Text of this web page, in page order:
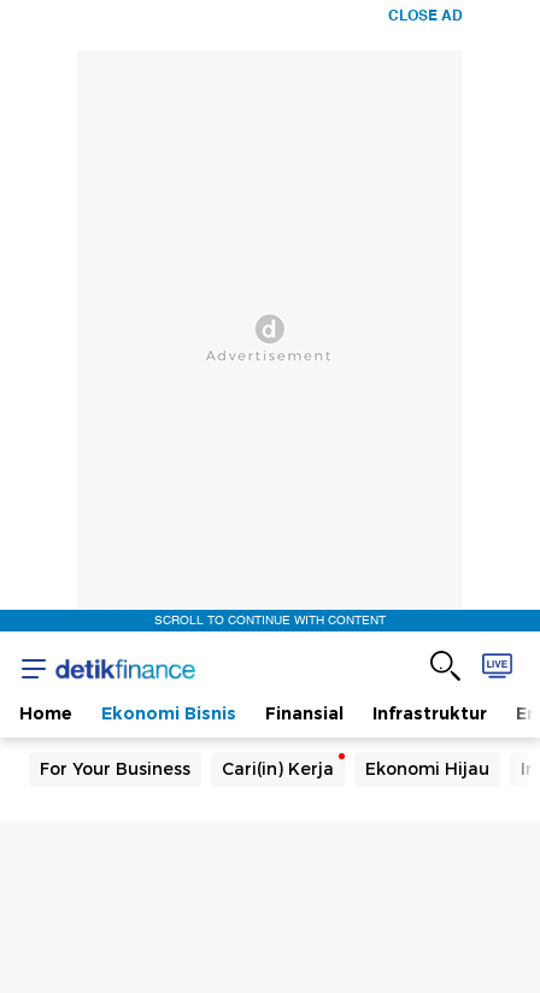
CLOSE AD
SCROLL TO CONTINUE WITH CONTENT
Home Ekonomi Bisnis Finansial Infrastruktur
For Your Business Cari(in) Kerja Ekonomi Hijau